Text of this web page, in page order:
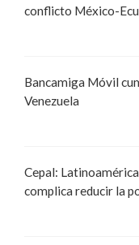
conflicto México-
Bancamiga Móvil
Venezuela
Cepal:
complica reducir la